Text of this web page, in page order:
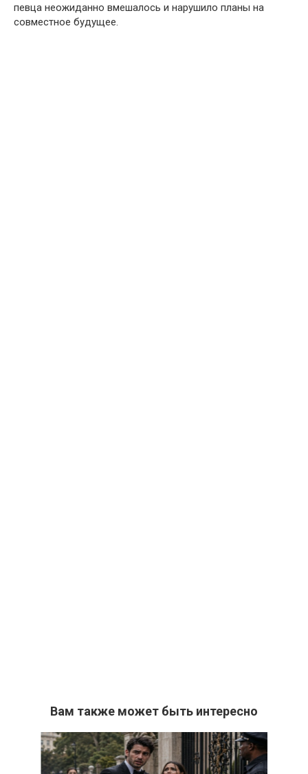
певца неожиданно вмешалось и нарушило планы на
совместное будущее.
Вам также может быть интересно